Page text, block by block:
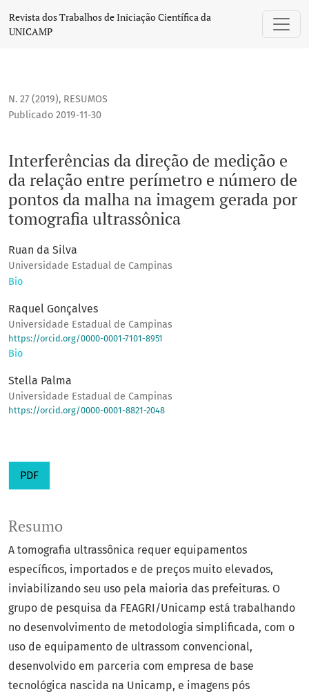
Interferências da direção de medição e da relação entre
Revista dos Trabalhos de Iniciação Científica da
UNICAMP
N. 27 (2019), RESUMOS
Interferências da direção de medição e
da relação entre perímetro e número de
pontos da malha na imagem gerada por
tomografia ultrassônica
Publicado 2019-11-30
Ruan da Silva
Universidade Estadual de Campinas
Bio
Raquel Gonçalves
Universidade Estadual de Campinas
https://orcid.org/0000-0001-7101-8951
Bio
Stella Palma
Universidade Estadual de Campinas
https://orcid.org/0000-0001-8821-2048
PDF
Resumo
A tomografia ultrassônica requer equipamentos
específicos, importados e de preços muito elevados,
inviabilizando seu uso pela maioria das prefeituras. O
grupo de pesquisa da FEAGRI/Unicamp está trabalhando
no desenvolvimento de metodologia simplificada, com o
uso de equipamento de ultrassom convencional,
desenvolvido em parceria com empresa de base
tecnológica nascida na Unicamp, e imagens pós